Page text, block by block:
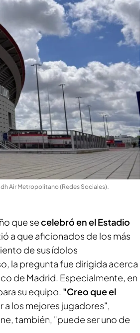
Air Metropolitano (Redes Sociales).
que secelebró en el Estadio
a que aficionados de los más
de sus ídolos
la pregunta fue dirigida acerca
de Madrid. Especialmente, en
su equipo. "Creo que el
a los mejores jugadores",
también, "puede ser uno de